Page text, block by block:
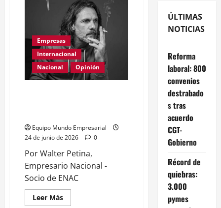
Empresas
Internacional
Nacional
Opinión
Equipo Mundo Empresarial
24 de junio de 2026
0
Por Walter Petina,
Empresario Nacional -
Socio de ENAC
Leer MásLeer
más
ÚLTIMAS
NOTICIAS
Reforma
laboral: 800
convenios
destrabado
s tras
acuerdo
CGT-
Gobierno
Récord de
quiebras:
3.000
pymes